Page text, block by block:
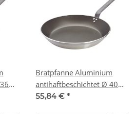
Bratpfanne Aluminium
antihaftbeschichtet Ø 40
cm
55,84 € *